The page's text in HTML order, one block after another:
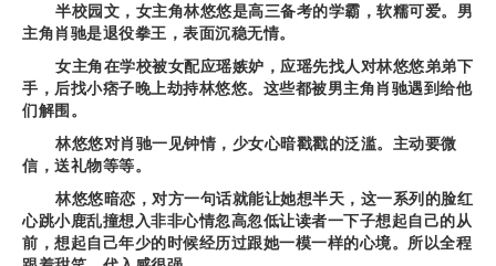
半校园文，女主角林悠悠是高三备考的学霸，软糯可爱。男
主角肖驰是退役拳王，表面沉稳无情。
女主角在学校被女配应瑶嫉妒，应瑶先找人对林悠悠弟弟下
手，后找小痞子晚上劫持林悠悠。这些都被男主角肖驰遇到给他
们解围。
林悠悠对肖驰一见钟情，少女心暗戳戳的泛滥。主动要微
信，送礼物等等。
林悠悠暗恋，对方一句话就能让她想半天，这一系列的脸红
心跳小鹿乱撞想入非非心情忽高忽低让读者一下子想起自己的从
前，想起自己年少的时候经历过跟她一模一样的心境。所以全程